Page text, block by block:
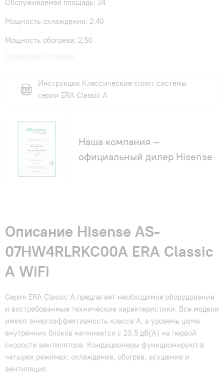
Обслуживаемая площадь: 24
Мощность охлаждения: 2,40
Мощность обогрева: 2,50
Подробнее о товаре
Инструкция Классические сплит-системы
серии ERA Classic A
Наша компания —
официальный дилер Hisense
Описание Hisense AS-
07HW4RLRKC00A ERA Classic
A WiFi
Серия ERA Classic A предлагает необходимое оборудование
и востребованные технические характеристики. Все модели
имеют энергоэффективность класса А, а уровень шума
внутренних блоков начинается с 23,5 дБ(А) на первой
скорости вентилятора. Кондиционеры функционируют в
четырех режимах: охлаждение, обогрев, осушение и
вентиляция.